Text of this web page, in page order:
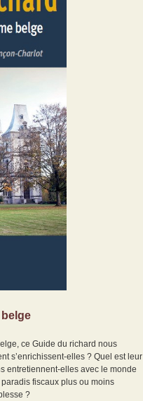
ce Guide du richard nous
s’enrichissent-elles ? Quel est leur
entretiennent-elles avec le monde
fiscaux plus ou moins
?